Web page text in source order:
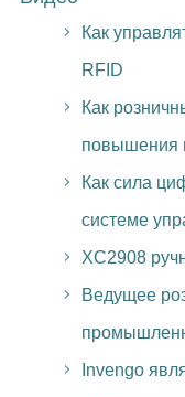
Как
RFID
Как
повышения
Как сила
системе
XC2908
Ведущее
Invengo